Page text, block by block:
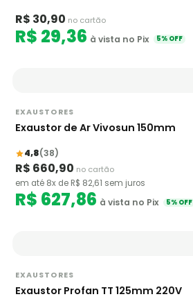
R$ 30,90 no cartão
R$ 29,36 à vista no Pix 5% OFF
EXAUSTORES
Exaustor de Ar Vivosun 150mm
4,8(38)
R$ 660,90 no cartão
em até 8x de R$ 82,61 sem juros
R$ 627,86 à vista no Pix 5% OFF
EXAUSTORES
Exaustor Profan TT 125mm 220V